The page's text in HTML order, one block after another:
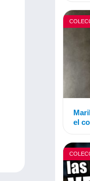
el